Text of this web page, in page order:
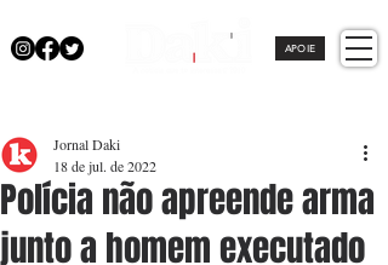
APOIE
Polícia não apreende arma
junto a homem executado
Jornal Daki
18 de jul. de 2022